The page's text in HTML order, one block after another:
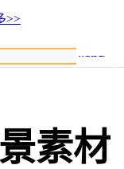
>>
素材